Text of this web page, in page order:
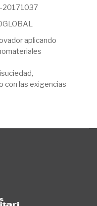
20171037
aplicando
con las exigencias